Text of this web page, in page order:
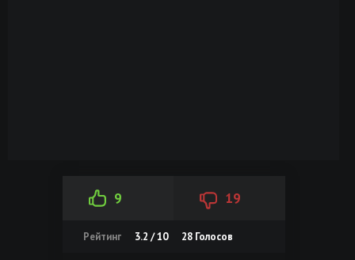
9 19
Рейтинг 3.2 / 10 28Голосов